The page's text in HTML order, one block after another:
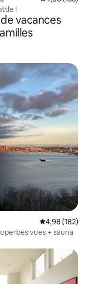
!
vacances
Évaluation
4,98 (182)
vues + sauna